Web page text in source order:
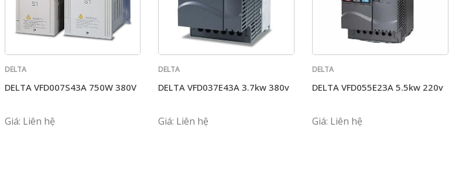
DELTA
DELTA VFD007S43A 750W 380V
Giá: Liên hệ
DELTA
DELTA VFD037E43A 3.7kw 380v
Giá: Liên hệ
DELTA
DELTA VFD055E23A 5.5kw 220v
Giá: Liên hệ